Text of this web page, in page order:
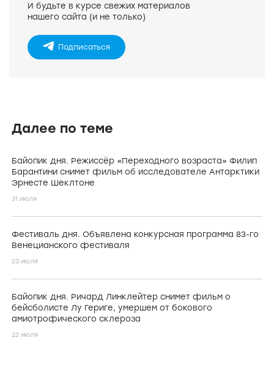
И будьте в курсе свежих материалов
нашего сайта (и не только)
Подписаться
Далее по теме
Байопик дня. Режиссёр «Переходного возраста» Филип
Барантини снимет фильм об исследователе Антарктики
Эрнесте Шеклтоне
31 июля
Фестиваль дня. Объявлена конкурсная программа 83-го
Венецианского фестиваля
23 июля
Байопик дня. Ричард Линклейтер снимет фильм о
бейсболисте Лу Гериге, умершем от бокового
амиотрофического склероза
22 июля